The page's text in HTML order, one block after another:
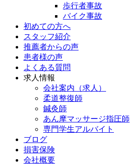
歩行者事故
バイク事故
初めての方へ
スタッフ紹介
推薦者からの声
患者様の声
よくある質問
求人情報
会社案内（求人）
柔道整復師
鍼灸師
あん摩マッサージ指圧師
専門学生アルバイト
ブログ
損害保険
会社概要